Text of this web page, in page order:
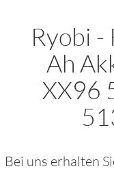
Ryobi -
Ah
XX96
Bei uns erhalten